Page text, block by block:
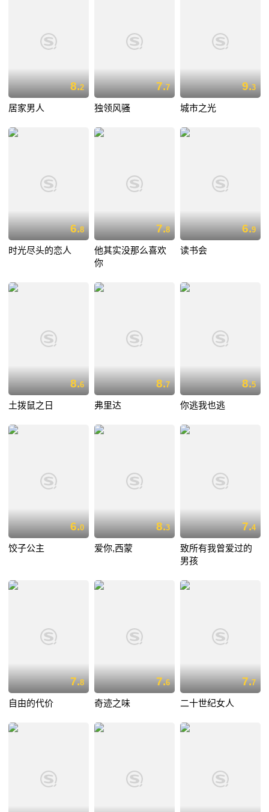
8.2
居家男人
7.7
独领风骚
9.3
城市之光
6.8
时光尽头的恋人
7.8
他其实没那么喜欢
你
6.9
读书会
8.6
土拨鼠之日
8.7
弗里达
8.5
你逃我也逃
6.0
饺子公主
8.3
爱你,西蒙
7.4
致所有我曾爱过的
男孩
7.8
自由的代价
7.6
奇迹之味
7.7
二十世纪女人